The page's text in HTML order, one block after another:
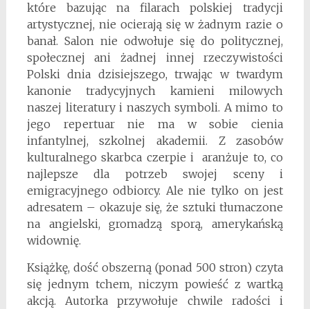
które bazując na filarach polskiej tradycji
artystycznej, nie ocierają się w żadnym razie o
banał. Salon nie odwołuje się do politycznej,
społecznej ani żadnej innej rzeczywistości
Polski dnia dzisiejszego, trwając w twardym
kanonie tradycyjnych kamieni milowych
naszej literatury i naszych symboli. A mimo to
jego repertuar nie ma w sobie cienia
infantylnej, szkolnej akademii. Z zasobów
kulturalnego skarbca czerpie i aranżuje to, co
najlepsze dla potrzeb swojej sceny i
emigracyjnego odbiorcy. Ale nie tylko on jest
adresatem – okazuje się, że sztuki tłumaczone
na angielski, gromadzą sporą, amerykańską
widownię.
Książkę, dość obszerną (ponad 500 stron) czyta
się jednym tchem, niczym powieść z wartką
akcją. Autorka przywołuje chwile radości i